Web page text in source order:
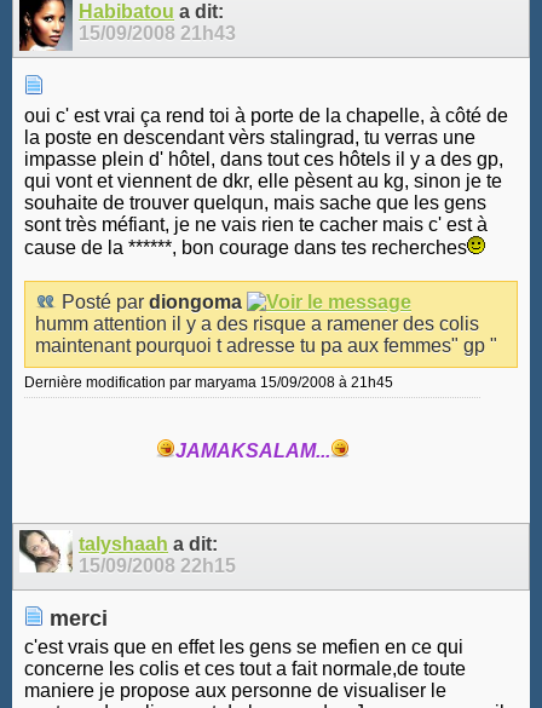
Habibatou a dit:
15/09/2008 21h43
oui c' est vrai ça rend toi à porte de la chapelle, à côté de
la poste en descendant vèrs stalingrad, tu verras une
impasse plein d' hôtel, dans tout ces hôtels il y a des gp,
qui vont et viennent de dkr, elle pèsent au kg, sinon je te
souhaite de trouver quelqun, mais sache que les gens
sont très méfiant, je ne vais rien te cacher mais c' est à
cause de la ******, bon courage dans tes recherches
Posté par diongoma
humm attention il y a des risque a ramener des colis
maintenant pourquoi t adresse tu pa aux femmes" gp "
Dernière modification par maryama 15/09/2008 à 21h45
JAMAKSALAM...
talyshaah a dit:
15/09/2008 22h15
merci
c'est vrais que en effet les gens se mefien en ce qui
concerne les colis et ces tout a fait normale,de toute
maniere je propose aux personne de visualiser le